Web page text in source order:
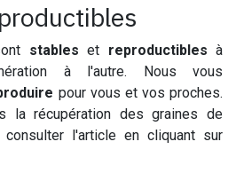
stables et reproductibles à
à l'autre. Nous vous
pour vous et vos proches.
la récupération des graines de
l'article en cliquant sur